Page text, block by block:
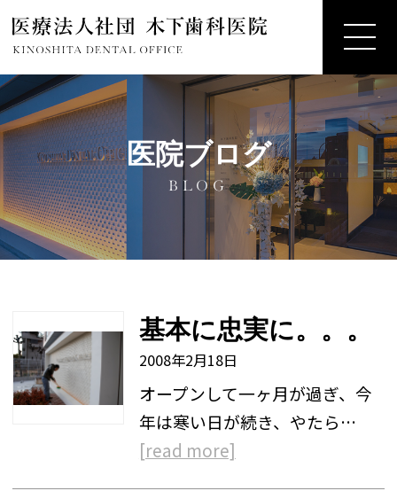
医院ブログ
BLOG
基本に忠実に。。。
2008年2月18日
オープンして一ヶ月が過ぎ、今
年は寒い日が続き、やたら…
[read more]